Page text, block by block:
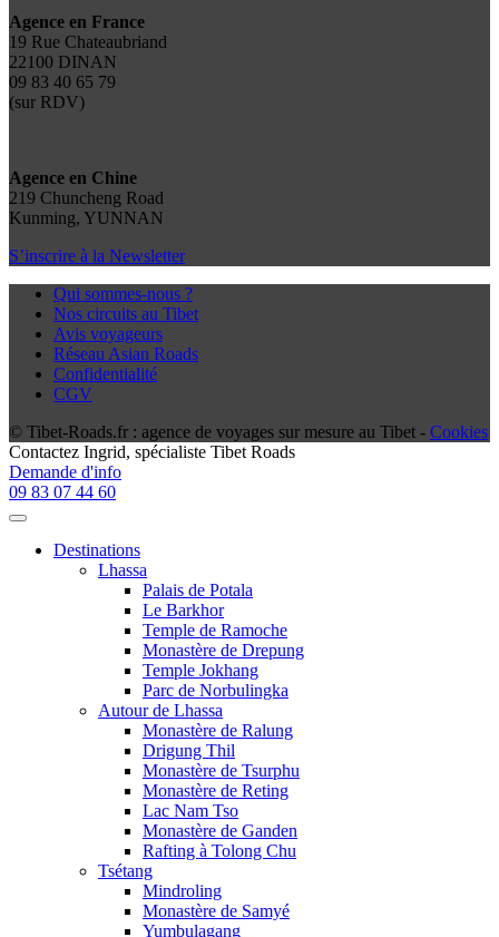
Agence en France
19 Rue Chateaubriand
22100 DINAN
09 83 40 65 79
(sur RDV)
Agence en Chine
219 Chuncheng Road
Kunming, YUNNAN
S’inscrire à la Newsletter
Qui sommes-nous ?
Nos circuits au Tibet
Avis voyageurs
Réseau Asian Roads
Confidentialité
CGV
© Tibet-Roads.fr : agence de voyages sur mesure au Tibet - Cookies
Contactez Ingrid, spécialiste Tibet Roads
Demande d'info
09 83 07 44 60
Destinations
Lhassa
Palais de Potala
Le Barkhor
Temple de Ramoche
Monastère de Drepung
Temple Jokhang
Parc de Norbulingka
Autour de Lhassa
Monastère de Ralung
Drigung Thil
Monastère de Tsurphu
Monastère de Reting
Lac Nam Tso
Monastère de Ganden
Rafting à Tolong Chu
Tsétang
Mindroling
Monastère de Samyé
Yumbulagang